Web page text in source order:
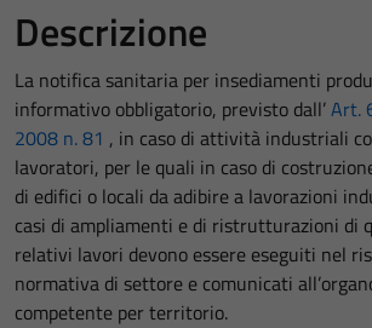
Descrizione
La notifica sanitaria per insediamenti
informativo obbligatorio, previsto dall’Art.
2008 n. 81 , in caso di attività industriali
lavoratori, per le quali in caso di
di edifici o locali da adibire a lavorazioni
casi di ampliamenti e di ristrutturazioni di
relativi lavori devono essere eseguiti nel
normativa di settore e comunicati
competente per territorio.